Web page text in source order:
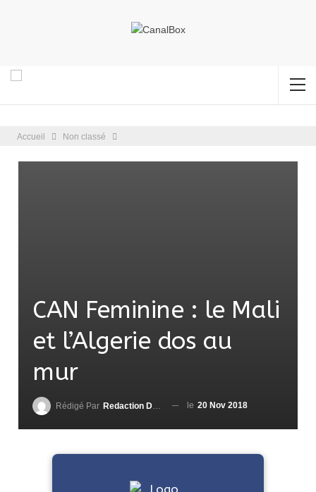
Accueil Non classé
CAN Feminine : le Mali
et l’Algerie dos au
mur
Rédigé Par Redaction DjenaSport le 20 Nov 2018